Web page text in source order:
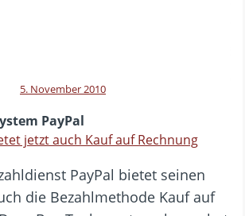
5. November 2010
PayPal
jetzt auch Kauf auf Rechnung
PayPal bietet seinen
die Bezahlmethode Kauf auf